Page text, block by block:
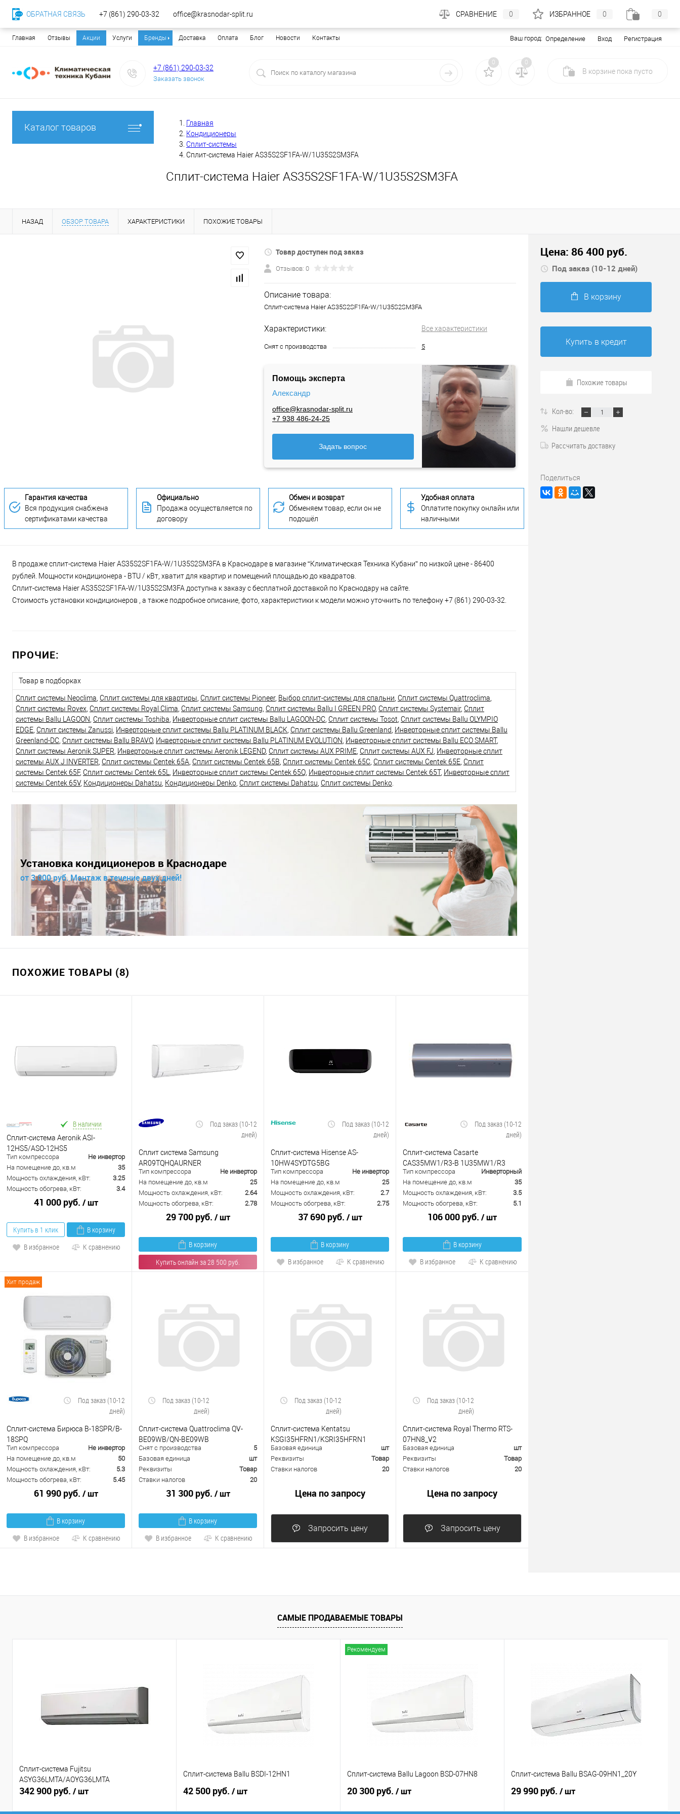
Главная Отзывы Акции Услуги Бренды Доставка Оплата Блог Новости Контакты Ваш город: Определение Вход Регистрация
+7 (861) 290-03-32
Заказать звонок
0 0
В корзине пока пусто
Каталог товаров
Главная
Кондиционеры
Сплит-системы
Сплит-система Haier AS35S2SF1FA-W/1U35S2SM3FA
Сплит-система Haier AS35S2SF1FA-W/1U35S2SM3FA
НАЗАД ОБЗОР ТОВАРА ХАРАКТЕРИСТИКИ ПОХОЖИЕ ТОВАРЫ
Товар доступен под заказ
Отзывов: 0
Описание товара:
Сплит-система Haier AS35S2SF1FA-W/1U35S2SM3FA
Характеристики: Все характеристики
Снят с производства 5
Помощь эксперта
Александр
office@krasnodar-split.ru
+7 938 486-24-25
Задать вопрос
Гарантия качества
Вся продукция снабжена
сертификатами качества
Официально
Продажа осуществляется по
договору
Обмен и возврат
Обменяем товар, если он не
подошёл
Удобная оплата
Оплатите покупку онлайн или
наличными
В продаже сплит-система Haier AS35S2SF1FA-W/1U35S2SM3FA в Краснодаре в магазине “Климатическая Техника Кубани” по низкой цене - 86400
рублей. Мощности кондиционера - BTU / кВт, хватит для квартир и помещений площадью до квадратов.
Сплит-система Haier AS35S2SF1FA-W/1U35S2SM3FA доступна к заказу с бесплатной доставкой по Краснодару на сайте.
Стоимость установки кондиционеров , а также подробное описание, фото, характеристики к модели можно уточнить по телефону +7 (861) 290-03-32.
ПРОЧИЕ:
Товар в подборках
Сплит системы Neoclima, Сплит системы для квартиры, Сплит системы Pioneer, Выбор сплит-системы для спальни, Сплит системы Quattroclima,
Сплит системы Rovex, Сплит системы Royal Clima, Сплит системы Samsung, Сплит системы Ballu I GREEN PRO, Сплит системы Systemair, Сплит
системы Ballu LAGOON, Сплит системы Toshiba, Инверторные сплит системы Ballu LAGOON-DC, Сплит системы Tosot, Сплит системы Ballu OLYMPIO
EDGE, Сплит системы Zanussi, Инверторные сплит системы Ballu PLATINUM BLACK, Сплит системы Ballu Greenland, Инверторные сплит системы Ballu
Greenland-DC, Сплит системы Ballu BRAVO, Инверторные сплит системы Ballu PLATINUM EVOLUTION, Инверторные сплит системы Ballu ECO SMART,
Сплит системы Aeronik SUPER, Инверторные сплит системы Aeronik LEGEND, Сплит системы AUX PRIME, Сплит системы AUX FJ, Инверторные сплит
системы AUX J INVERTER, Сплит системы Centek 65A, Сплит системы Centek 65B, Сплит системы Centek 65C, Сплит системы Centek 65E, Сплит
системы Centek 65F, Сплит системы Centek 65L, Инверторные сплит системы Centek 65Q, Инверторные сплит системы Centek 65T, Инверторные сплит
системы Centek 65V, Кондиционеры Dahatsu, Кондиционеры Denko, Сплит системы Dahatsu, Сплит системы Denko.
Установка кондиционеров в Краснодаре
от 3 000 руб. Монтаж в течение двух дней!
ПОХОЖИЕ ТОВАРЫ (8)
В наличии
Сплит-система Aeronik ASI-
12HS5/ASO-12HS5
Тип компрессора
Не инвертор
На помещение до, кв.м
35
Мощность охлаждения, кВт:
3.25
Мощность обогрева, кВт:
3.4
41 000 руб. / шт
Купить в 1 клик
В корзину
В избранное
К сравнению
Под заказ (10-12
дней)
Сплит система Samsung
AR09TQHQAURNER
Тип компрессора
Не инвертор
На помещение до, кв.м
25
Мощность охлаждения, кВт:
2.64
Мощность обогрева, кВт:
2.78
29 700 руб. / шт
В корзину
Купить онлайн за 28 500 руб.
Под заказ (10-12
дней)
Сплит-система Hisense AS-
10HW4SYDTG5BG
Тип компрессора
Не инвертор
На помещение до, кв.м
25
Мощность охлаждения, кВт:
2.7
Мощность обогрева, кВт:
2.75
37 690 руб. / шт
В корзину
В избранное
К сравнению
Под заказ (10-12
дней)
Сплит-система Casarte
CAS35MW1/R3-B 1U35MW1/R3
Тип компрессора
Инверторный
На помещение до, кв.м
35
Мощность охлаждения, кВт:
3.5
Мощность обогрева, кВт:
5.1
106 000 руб. / шт
В корзину
В избранное
К сравнению
Хит продаж
Под заказ (10-12
дней)
Сплит-система Бирюса B-18SPR/B-
18SPQ
Тип компрессора
Не инвертор
На помещение до, кв.м
50
Мощность охлаждения, кВт:
5.3
Мощность обогрева, кВт:
5.45
61 990 руб. / шт
В корзину
В избранное
К сравнению
Под заказ (10-12
дней)
Сплит-система Quattroclima QV-
BE09WB/QN-BE09WB
Снят с производства
5
Базовая единица
шт
Реквизиты
Товар
Ставки налогов
20
31 300 руб. / шт
В корзину
В избранное
К сравнению
Под заказ (10-12
дней)
Сплит-система Kentatsu
KSGI35HFRN1/KSRI35HFRN1
Базовая единица
шт
Реквизиты
Товар
Ставки налогов
20
Цена по запросу
Запросить цену
Под заказ (10-12
дней)
Сплит-система Royal Thermo RTS-
07HN8_V2
Базовая единица
шт
Реквизиты
Товар
Ставки налогов
20
Цена по запросу
Запросить цену
Цена: 86 400 руб.
Под заказ (10-12 дней)
В корзину
Купить в кредит
Похожие товары
Кол-во:
Нашли дешевле
Рассчитать доставку
Поделиться
САМЫЕ ПРОДАВАЕМЫЕ ТОВАРЫ
Сплит-система Fujitsu
ASYG36LMTA/AOYG36LMTA
342 900 руб. / шт
Сплит-система Ballu BSDI-12HN1
42 500 руб. / шт
Рекомендуем
Сплит-система Ballu Lagoon BSD-07HN8
20 300 руб. / шт
Сплит-система Ballu BSAG-09HN1_20Y
29 990 руб. / шт
ОБРАТНАЯ СВЯЗЬ +7 (861) 290-03-32 office@krasnodar-split.ru СРАВНЕНИЕ 0 ИЗБРАННОЕ 0 0